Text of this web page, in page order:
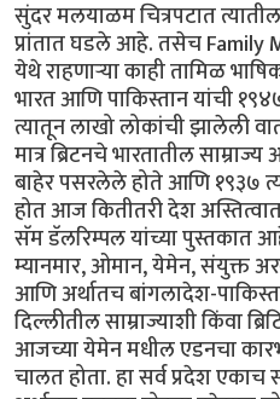
सुंदर मलयाळम चित्रपटात
प्रांतात घडले आहे. तसेच Family
येथे राहणाऱ्या काही तामिळ
भारत आणि पाकिस्तान यांची
त्यातून लाखो लोकांची झालेली
मात्र ब्रिटनचे भारतातील
बाहेर पसरलेले होते आणि १९३७
होत आज कितीतरी देश
सॅम डॅलरिम्पल यांच्या पुस्तकात
म्यानमार, ओमान, येमेन, संयुक्त
आणि अर्थातच बांगलादेश-
दिल्लीतील साम्राज्याशी किंवा
आजच्या येमेन मधील एडनचा
चालत होता. हा सर्व प्रदेश एकाच